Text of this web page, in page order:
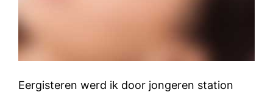
Eergisteren werd ik door jongeren station